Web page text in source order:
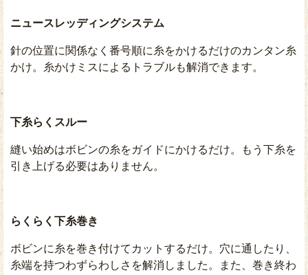
ニュースレッディングシステム
針の位置に関係なく番号順に糸をかけるだけのカンタン糸
かけ。糸かけミスによるトラブルも解消できます。
下糸らくスルー
縫い始めはボビンの糸をガイドにかけるだけ。もう下糸を
引き上げる必要はありません。
らくらく下糸巻き
ボビンに糸を巻き付けてカットするだけ。穴に通したり、
糸端を持つわずらわしさを解消しました。また、巻き終わ